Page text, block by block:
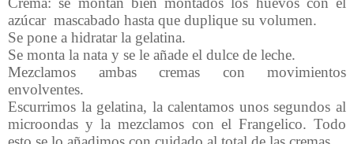
azúcar mascabado hasta que duplique su volumen.
Se pone a hidratar la gelatina.
Se monta la nata y se le añade el dulce de leche.
Mezclamos ambas cremas con movimientos
envolventes.
Escurrimos la gelatina, la calentamos unos segundos al
microondas y la mezclamos con el Frangelico. Todo